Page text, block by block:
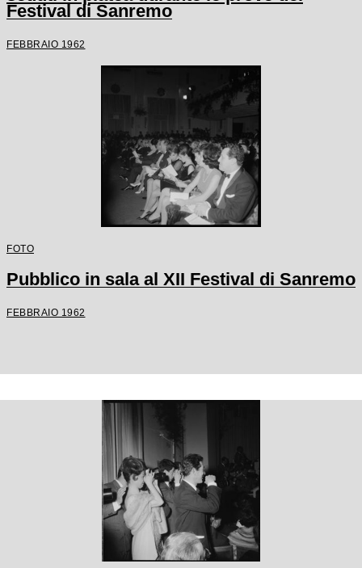
Festival di Sanremo
FEBBRAIO 1962
FOTO
Pubblico in sala al XII Festival di Sanremo
FEBBRAIO 1962